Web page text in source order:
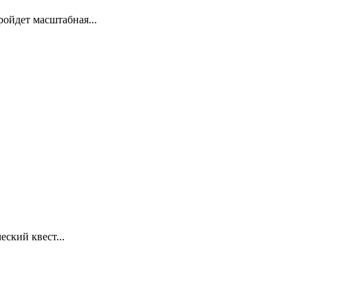
масштабная...
квест...